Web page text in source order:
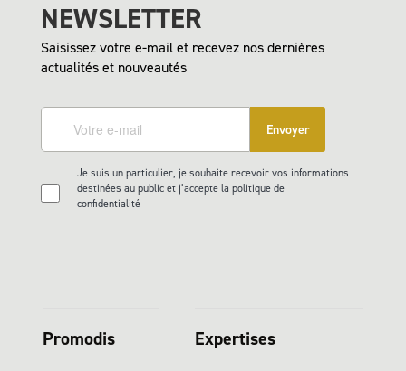
NEWSLETTER
Saisissez votre e-mail et recevez nos dernières
actualités et nouveautés
Envoyer
Je suis un particulier, je souhaite recevoir vos informations
destinées au public et j’accepte la politique de
confidentialité
Promodis Expertises